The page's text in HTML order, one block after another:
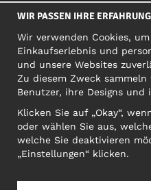
Motley
Narva mnt 5,
Org: 12356245,
ACHTUNG!
WIR PASSEN IHRE
Wir verwenden Cookies,
Einkaufserlebnis und
und unsere Websites
Zu diesem Zweck
Benutzer, ihre Designs und
Klicken Sie auf „Okay“,
oder wählen Sie aus,
welche Sie deaktivieren
„Einstellungen“ klicken.